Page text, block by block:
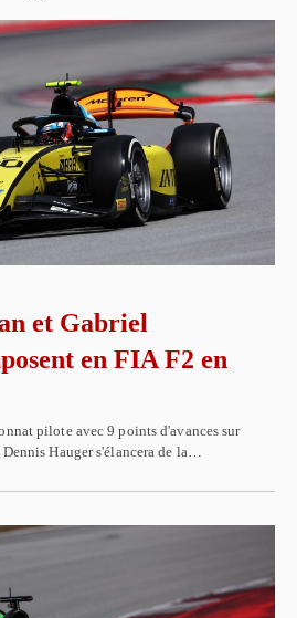
et Gabriel
en FIA F2 en
pilote avec 9 points d'avances sur
Hauger s'élancera de la…